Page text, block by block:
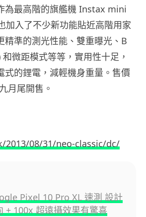
為最高階的旗艦機 Instax mini
加入了不少新功能貼近高階用家
精準的測光性能、雙重曝光、B
微距模式等等，實用性十足，
式的鋰電，減輕機身重量。售價
月尾開售。
08/31/neo-classic/dc/
Pixel 10 Pro XL 速測 設計
+ 100x 超遠攝效果有驚喜